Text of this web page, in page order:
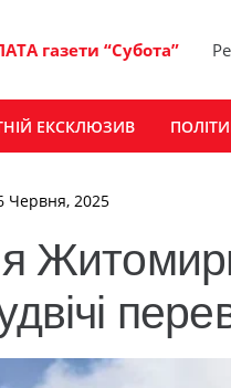
газети “Субота”
ЕКСКЛЮЗИВ
Червня, 2025